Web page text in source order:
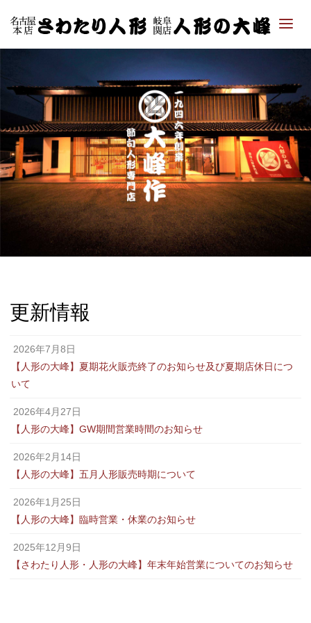
わた
の大
峰｜
ひな
人
形・
五月
人形
専門
店」
更新情報
2026年7月8日
【人形の大峰】夏期花火販売終了のお知らせ及び夏期店休日につ
いて
2026年4月27日
【人形の大峰】GW期間営業時間のお知らせ
2026年2月14日
【人形の大峰】五月人形販売時期について
2026年1月25日
【人形の大峰】臨時営業・休業のお知らせ
2025年12月9日
【さわたり人形・人形の大峰】年末年始営業についてのお知らせ